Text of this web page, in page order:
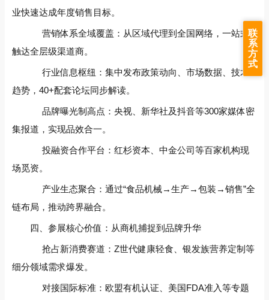
业快速达成年度销售目标。
营销体系全域覆盖‌：从区域代理到全国网络，一站式
触达全层级渠道商。
行业信息枢纽‌：集中发布政策动向、市场数据、技术
趋势，40+配套论坛同步解读。
品牌曝光制高点‌：央视、新华社及抖音等300家媒体密
集报道，实现品效合一。
投融资合作平台‌：红杉资本、中金公司等百家机构现
场觅资。
产业生态聚合‌：通过“食品机械→生产→包装→销售”全
链布局，推动跨界融合。
四、参展核心价值：从商机捕捉到品牌升华‌
抢占新消费赛道‌：Z世代健康轻食、银发族营养定制等
细分领域需求爆发。
对接国际标准‌：欧盟有机认证、美国FDA准入等专题
联
系
方
式